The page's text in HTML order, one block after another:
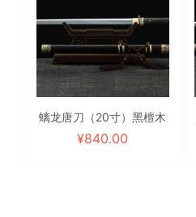
螭龙唐刀（20寸）黑檀木
¥840.00